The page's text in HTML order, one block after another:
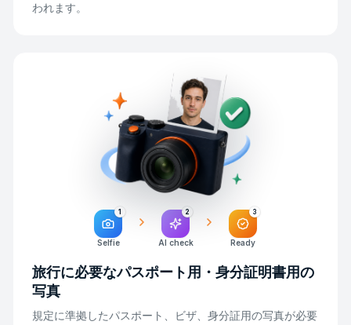
われます。
1
Selfie
2
AI check
3
Ready
旅行に必要なパスポート用・身分証明書用の
写真
規定に準拠したパスポート、ビザ、身分証用の写真が必要